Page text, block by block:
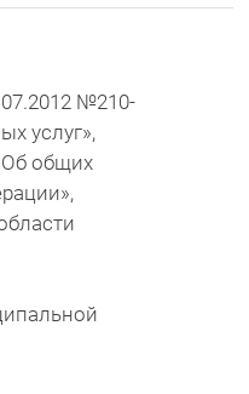
№210-
услуг»,
общих